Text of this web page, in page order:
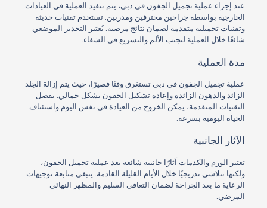
عند إجراء عملية تجميل الجفون في دبي، يتم تنفيذ العملية في العيادات
الخارجية بواسطة جراحين محترفين ومدربين. تستخدم تقنيات حديثة
وتقنيات تجميلية متقدمة لضمان نتائج مرضية. يُعتبر التخدير الموضعي
شائعًا خلال العملية لتجنب الألم والتسريع في الشفاء.
مدة العملية
عملية تجميل الجفون في دبي تستغرق وقتًا قصيرًا، حيث يتم إزالة الجلد
الزائد والدهون الزائدة وإعادة تشكيل الجفون بشكل جمالي. بفضل
التقنيات المتقدمة، يمكن الخروج من العيادة في نفس اليوم واستئناف
الحياة اليومية بسرعة.
الآثار الجانبية
تعتبر الورم والكدمات آثارًا جانبية شائعة بعد عملية تجميل الجفون،
ولكنها تتلاشى تدريجيًا خلال الأيام القليلة القادمة. ينبغي متابعة توجيهات
الرعاية ما بعد الجراحة لضمان التعافي السليم والمظهر النهائي
المرضي.